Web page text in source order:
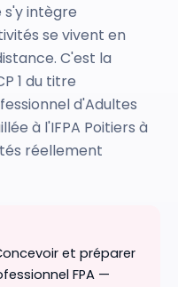
s'y intègre
se vivent en
C'est la
1 du titre
d'Adultes
à l'IFPA Poitiers à
réellement
et préparer
FPA —